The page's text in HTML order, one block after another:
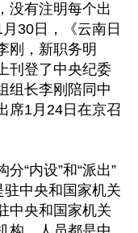
没有注明每个出
30日，《云南日
刚，新职务明
刊登了中央纪委
组长李刚陪同中
席1月24日在京召
“内设”和“派出”
驻中央和国家机关
中央和国家机关